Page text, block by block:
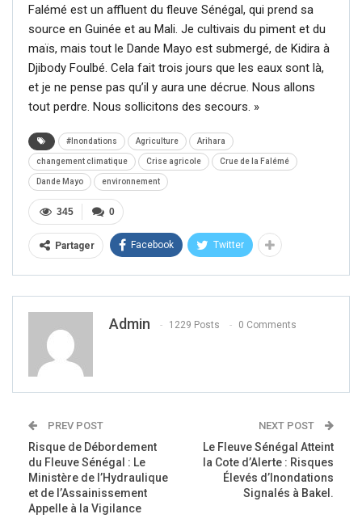
Falémé est un affluent du fleuve Sénégal, qui prend sa
source en Guinée et au Mali. Je cultivais du piment et du
maïs, mais tout le Dande Mayo est submergé, de Kidira à
Djibody Foulbé. Cela fait trois jours que les eaux sont là,
et je ne pense pas qu’il y aura une décrue. Nous allons
tout perdre. Nous sollicitons des secours. »
#Inondations Agriculture Arihara
changement climatique Crise agricole Crue de la Falémé
Dande Mayo environnement
0
345
Partager Facebook Twitter
Admin 1229 Posts 0 Comments
PREV POST
Risque de Débordement
du Fleuve Sénégal : Le
Ministère de l’Hydraulique
et de l’Assainissement
Appelle à la Vigilance
NEXT POST
Le Fleuve Sénégal Atteint
la Cote d’Alerte : Risques
Élevés d’Inondations
Signalés à Bakel.